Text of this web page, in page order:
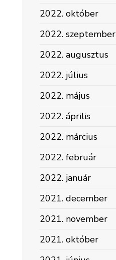
2022. október
2022. szeptember
2022. augusztus
2022. július
2022. május
2022. április
2022. március
2022. február
2022. január
2021. december
2021. november
2021. október